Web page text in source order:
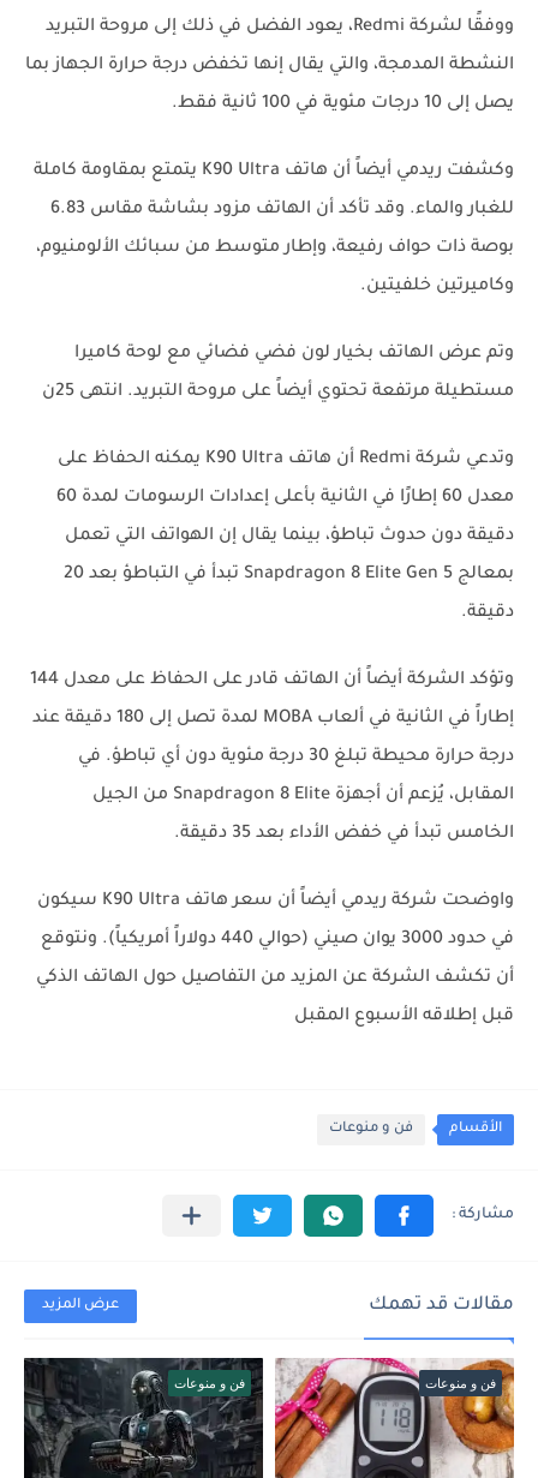
ووفقًا لشركة Redmi، يعود الفضل في ذلك إلى مروحة التبريد
النشطة المدمجة، والتي يقال إنها تخفض درجة حرارة الجهاز بما
يصل إلى 10 درجات مئوية في 100 ثانية فقط.
وكشفت ريدمي أيضاً أن هاتف K90 Ultra يتمتع بمقاومة كاملة
للغبار والماء. وقد تأكد أن الهاتف مزود بشاشة مقاس 6.83
بوصة ذات حواف رفيعة، وإطار متوسط ​​من سبائك الألومنيوم،
وكاميرتين خلفيتين.
وتم عرض الهاتف بخيار لون فضي فضائي مع لوحة كاميرا
مستطيلة مرتفعة تحتوي أيضاً على مروحة التبريد. انتهى 25ن
وتدعي شركة Redmi أن هاتف K90 Ultra يمكنه الحفاظ على
معدل 60 إطارًا في الثانية بأعلى إعدادات الرسومات لمدة 60
دقيقة دون حدوث تباطؤ، بينما يقال إن الهواتف التي تعمل
بمعالج Snapdragon 8 Elite Gen 5 تبدأ في التباطؤ بعد 20
دقيقة.
وتؤكد الشركة أيضاً أن الهاتف قادر على الحفاظ على معدل 144
إطاراً في الثانية في ألعاب MOBA لمدة تصل إلى 180 دقيقة عند
درجة حرارة محيطة تبلغ 30 درجة مئوية دون أي تباطؤ. في
المقابل، يُزعم أن أجهزة Snapdragon 8 Elite من الجيل
الخامس تبدأ في خفض الأداء بعد 35 دقيقة.
واوضحت شركة ريدمي أيضاً أن سعر هاتف K90 Ultra سيكون
في حدود 3000 يوان صيني (حوالي 440 دولاراً أمريكياً). ونتوقع
أن تكشف الشركة عن المزيد من التفاصيل حول الهاتف الذكي
قبل إطلاقه الأسبوع المقبل
الأقسام فن و منوعات
مقالات قد تهمك عرض المزيد
فن و منوعات فن و منوعات